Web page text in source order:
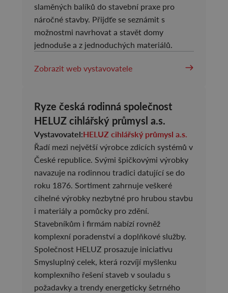
slaměných balíků do stavební praxe pro
náročné stavby. Přijdťe se seznámit s
možnostmi navrhovat a stavět domy
jednoduše a z jednoduchých materiálů.
Zobrazit web vystavovatele
Ryze česká rodinná společnost
HELUZ cihlářský průmysl a.s.
Vystavovatel:HELUZ cihlářský průmysl a.s.
Řadí mezi největší výrobce zdicích systémů v
České republice. Svými špičkovými výrobky
navazuje na rodinnou tradici datující se do
roku 1876. Sortiment zahrnuje veškeré
cihelné výrobky nezbytné pro hrubou stavbu
i materiály a pomůcky pro zdění.
Stavebníkům i firmám nabízí rovněž
komplexní poradenství a doplňkové služby.
Společnost HELUZ prosazuje iniciativu
Smysluplný celek, která rozvíjí myšlenku
komplexního řešení staveb v souladu s
požadavky a trendy energeticky šetrného